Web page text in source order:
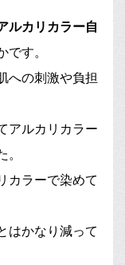
ルカリカラー自
です。
への刺激や負担
アルカリカラー
。
カラーで染めて
はかなり減って